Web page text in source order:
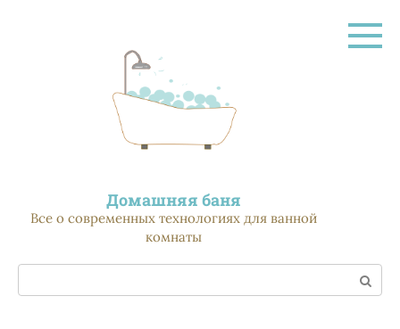
Домашняя баня
Все о современных технологиях для ванной
комнаты
Поиск: